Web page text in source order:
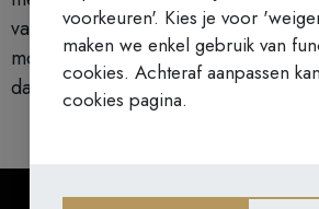
vanwege hun besmettelijke ziekte in
moesten wonen. Negen broeders
daarbij hun leven.
voorkeuren'. Kies je voor
maken we enkel gebruik van
cookies. Achteraf aanpassen
cookies pagina.